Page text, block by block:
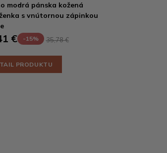
modrá pánska kožená
s vnútornou zápinkou
€ -15% 35,78 €
PRODUKTU